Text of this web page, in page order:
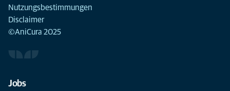
Nutzungsbestimmungen
Disclaimer
©AniCura 2025
Jobs